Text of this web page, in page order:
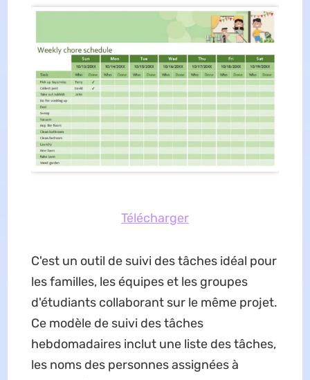
Télécharger
C'est un outil de suivi des tâches idéal pour
les familles, les équipes et les groupes
d'étudiants collaborant sur le même projet.
Ce modèle de suivi des tâches
hebdomadaires inclut une liste des tâches,
les noms des personnes assignées à